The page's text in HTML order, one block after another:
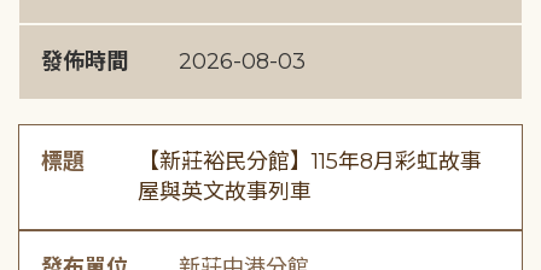
發佈時間 2026-08-03
標題
【新莊裕民分館】115年8月彩虹故事
屋與英文故事列車